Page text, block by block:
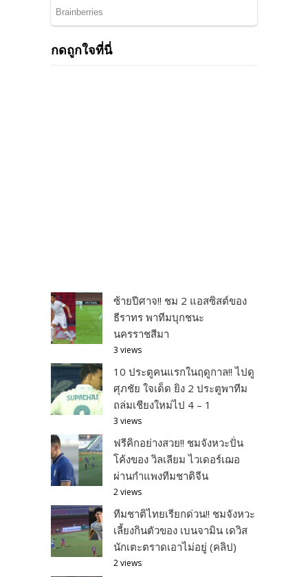
กดถูกใจที่นี่
ซ้ายปีศาจ!! ชม 2 แอสซิสต์ของ
ธีราทร พาทีมบุกชนะ
นครราชสีมา
3 views
10 ประตูคนแรกในฤดูกาล!! ไปดู
ศุภชัย ใจเด็ด ยิง 2 ประตูพาทีม
ถล่มเชียงใหม่ไป 4 – 1
3 views
ฟรีคิกอย่างสวย!! ชมจังหวะปั่น
โค้งของ วิลเลียม ไวเดอร์เฌอ
ผ่านกำแพงทีมชาติจีน
2 views
ทีมชาติไทยเรียกด่วน!! ชมจังหวะ
เลี้ยงกินตัวของ เบนจามิน เดวิส
นักเตะตราดเอาไม่อยู่ (คลิป)
2 views